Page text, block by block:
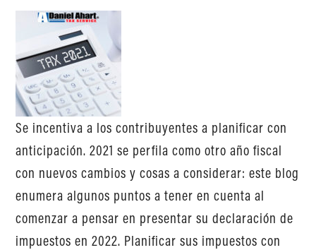
Se incentiva a los contribuyentes a planificar con
anticipación. 2021 se perfila como otro año fiscal
con nuevos cambios y cosas a considerar: este blog
enumera algunos puntos a tener en cuenta al
comenzar a pensar en presentar su declaración de
impuestos en 2022. Planificar sus impuestos con